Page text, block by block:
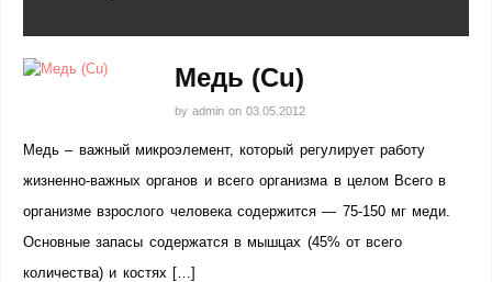
Медь (Cu)
by admin on 03.05.2012
Медь – важный микроэлемент, который регулирует работу
жизненно-важных органов и всего организма в целом Всего в
организме взрослого человека содержится — 75-150 мг меди.
Основные запасы содержатся в мышцах (45% от всего
количества) и костях […]